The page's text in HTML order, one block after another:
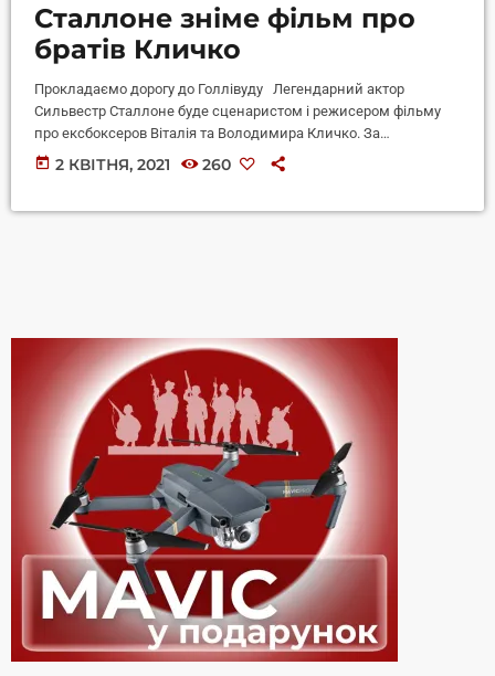
Сталлоне зніме фільм про
братів Кличко
Прокладаємо дорогу до Голлівуду Легендарний актор
Сильвестр Сталлоне буде сценаристом і режисером фільму
про ексбоксеров Віталія та Володимира Кличко. За
інформацією з порталу klitschko-brothers.com, зйомки
збиралися розпочати восени 2020 року, але через пандемію
today 2 КВІТНЯ, 2021 260